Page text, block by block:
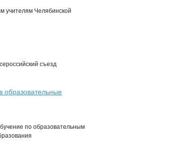
учителям Челябинской
съезд
образовательные
по образовательным